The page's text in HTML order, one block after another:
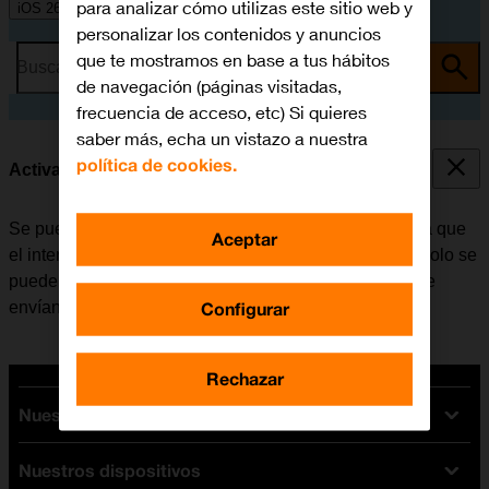
iOS 26
Busca por problema o tema
Activar o desactivar la identificación de llamadas
Se puede desactivar la identificación de llamadas para que
el interlocutor no pueda ver quién realiza la llamada. Solo se
puede ocultar el número con las llamadas de voz. Si se
envían mensajes, el destinatario podrá ver el número.
Nuestras tarifas
Tarifas Orange
Nuestros dispositivos
para analizar cómo utilizas este sitio web y
personalizar los contenidos y anuncios
que te mostramos en base a tus hábitos
de navegación (páginas visitadas,
frecuencia de acceso, etc) Si quieres
saber más, echa un vistazo a nuestra
política de cookies.
Configurar
Rechazar
Aceptar